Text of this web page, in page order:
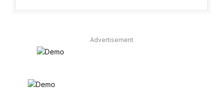
Advertisement